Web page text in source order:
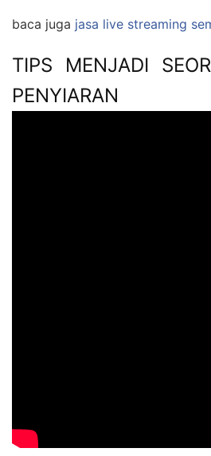
baca juga jasa live streaming
TIPS MENJADI
PENYIARAN